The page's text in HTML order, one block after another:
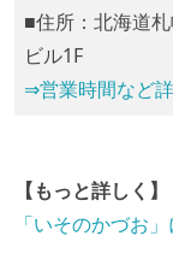
■住所：北海道
ビル1F
⇒営業時間など
【もっと詳しく】
「いそのかづお